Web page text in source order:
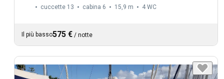
cuccette 13 cabina 6 15,9 m 4 WC
Il più basso575 € / notte